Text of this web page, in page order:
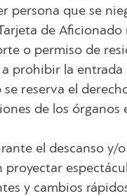
persona que se
de
o permiso de
prohibir la
se reserva el
de los órganos
el descanso
proyectar
y cambios